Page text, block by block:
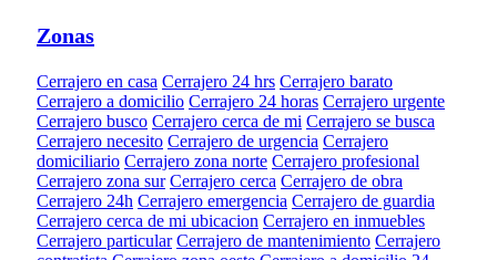
Zonas
Cerrajero en casa Cerrajero 24 hrs Cerrajero barato
Cerrajero a domicilio Cerrajero 24 horas Cerrajero urgente
Cerrajero busco Cerrajero cerca de mi Cerrajero se busca
Cerrajero necesito Cerrajero de urgencia Cerrajero
domiciliario Cerrajero zona norte Cerrajero profesional
Cerrajero zona sur Cerrajero cerca Cerrajero de obra
Cerrajero 24h Cerrajero emergencia Cerrajero de guardia
Cerrajero cerca de mi ubicacion Cerrajero en inmuebles
Cerrajero particular Cerrajero de mantenimiento Cerrajero